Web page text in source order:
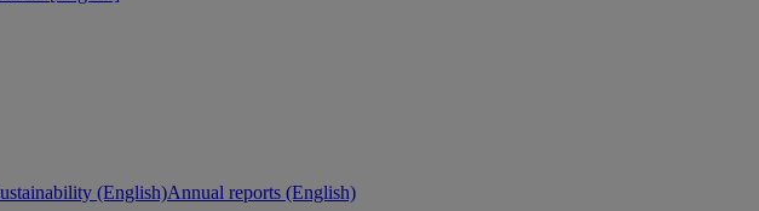
(English)Annual reports (English)